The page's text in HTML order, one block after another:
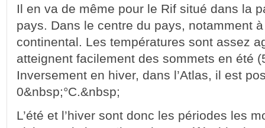
Il en va de même pour le Rif situé dans la
pays. Dans le centre du pays, notamment
continental. Les températures sont assez
atteignent facilement des sommets en été
Inversement en hiver, dans l’Atlas, il est
0&nbsp;°C.&nbsp;
L’été et l’hiver sont donc les périodes les